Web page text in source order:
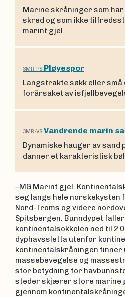
Marine skråninger som
skred og som ikke
marint gjel
3MR-PS Pløyespor
Langstrakte søkk eller små
forårsaket av
3MR-VS Vandrende marin
Dynamiske hauger av sand
danner et karakteristisk
–MG Marint gjel.
seg langs hele norskekysten
Nord-Troms og videre
Spitsbergen. Bunndypet
kontinentalsokkelen ned til 2
dyphavssletta utenfor
kontinentalskråningen finner
massebevegelse og
stor betydning for
steder skjærer store marine
gjennom